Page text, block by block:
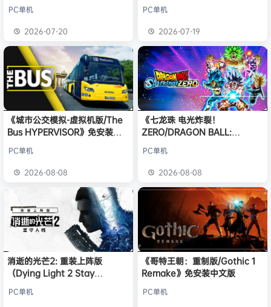
18小时前
64 点积分 8月8日
PC单机
2026-07-20
PC单机
2026-07-19
《城市公交模拟-虚拟机版/The
Bus HYPERVISOR》免安装中
PC单机
2026-08-08
《七龙珠 电光炸裂！
ZERO/DRAGON BALL:
版
PC单机
2026-08-08
消逝的光芒2: 重装上阵版
（Dying Light 2 Stay
免安装中文版
PC单机
《哥特王朝：重制版/Gothic 1
Remake》免安装中文版
PC单机